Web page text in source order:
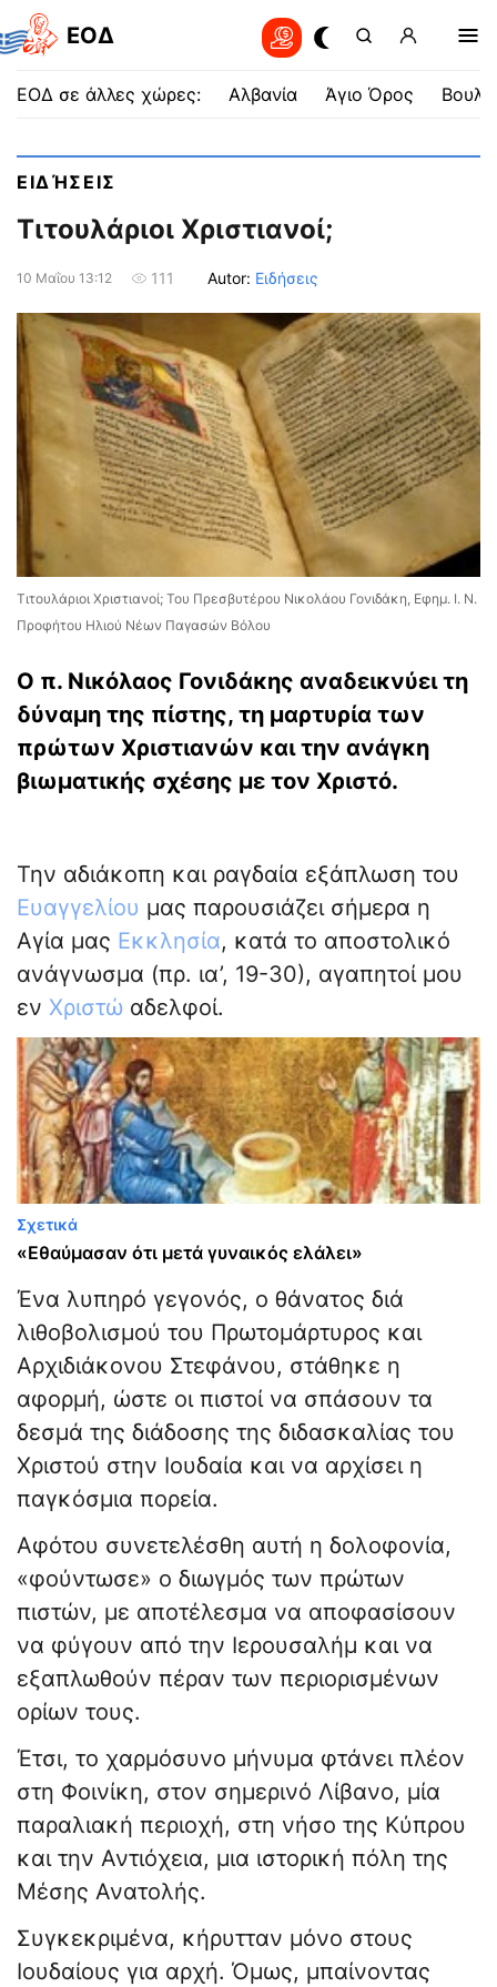
EOΔ
ΕΟΔ σε άλλες χώρες: Αλβανία Άγιο Όρος
ΕΙΔΉΣΕΙΣ
Τιτουλάριοι Χριστιανοί;
10 Μαΐου 13:12 111 Autor: Ειδήσεις
Τιτουλάριοι Χριστιανοί; Του Πρεσβυτέρου Νικολάου Γονιδάκη, Εφημ. Ι. Ν.
Προφήτου Ηλιού Νέων Παγασών Βόλου
Ο π. Νικόλαος Γονιδάκης αναδεικνύει τη
δύναμη της πίστης, τη μαρτυρία των
πρώτων Χριστιανών και την ανάγκη
βιωματικής σχέσης με τον Χριστό.
Την αδιάκοπη και ραγδαία εξάπλωση του
Ευαγγελίου μας παρουσιάζει σήμερα η
Αγία μας Εκκλησία, κατά το αποστολικό
ανάγνωσμα (πρ. ια’, 19-30), αγαπητοί μου
εν Χριστώ αδελφοί.
Σχετικά
«Εθαύμασαν ότι μετά γυναικός ελάλει»
Ένα λυπηρό γεγονός, ο θάνατος διά
λιθοβολισμού του Πρωτομάρτυρος και
Αρχιδιάκονου Στεφάνου, στάθηκε η
αφορμή, ώστε οι πιστοί να σπάσουν τα
δεσμά της διάδοσης της διδασκαλίας του
Χριστού στην Ιουδαία και να αρχίσει η
παγκόσμια πορεία.
Αφότου συνετελέσθη αυτή η δολοφονία,
«φούντωσε» ο διωγμός των πρώτων
πιστών, με αποτέλεσμα να αποφασίσουν
να φύγουν από την Ιερουσαλήμ και να
εξαπλωθούν πέραν των περιορισμένων
ορίων τους.
Έτσι, το χαρμόσυνο μήνυμα φτάνει πλέον
στη Φοινίκη, στον σημερινό Λίβανο, μία
παραλιακή περιοχή, στη νήσο της Κύπρου
και την Αντιόχεια, μια ιστορική πόλη της
Μέσης Ανατολής.
Συγκεκριμένα, κήρυτταν μόνο στους
Ιουδαίους για αρχή. Όμως, μπαίνοντας